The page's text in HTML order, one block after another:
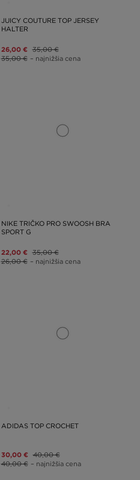
JUICY COUTURE TOP JERSEY
HALTER
26,00 € 35,00 €
35,00 € – najnižšia cena
NIKE TRIČKO PRO SWOOSH BRA
SPORT G
22,00 € 35,00 €
26,00 € – najnižšia cena
ADIDAS TOP CROCHET
30,00 € 40,00 €
40,00 € – najnižšia cena